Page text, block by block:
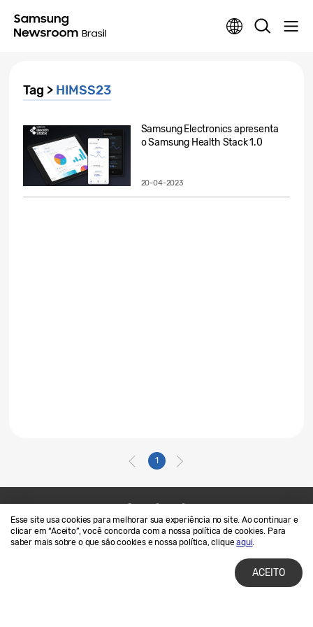
Esse site usa cookies para melhorar sua experiência no site. Ao continuar e
clicar em “Aceito”, você concorda com a nossa política de cookies. Para
saber mais sobre o que são cookies e nossa política, cliqueaqui.
ACEITO
Tag > HIMSS23
Samsung Electronics apresenta
o Samsung Health Stack 1.0
20-04-2023
1
Contato
SAMSUNG.COM
Termos de Uso
Privacidade e Cookies